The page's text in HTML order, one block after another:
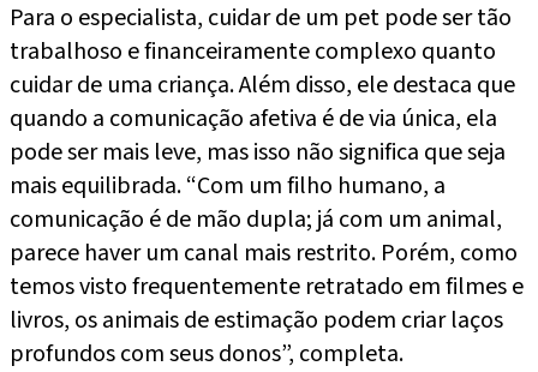
Para o especialista, cuidar de um pet pode ser tão
trabalhoso e financeiramente complexo quanto
cuidar de uma criança. Além disso, ele destaca que
quando a comunicação afetiva é de via única, ela
pode ser mais leve, mas isso não significa que seja
mais equilibrada. “Com um filho humano, a
comunicação é de mão dupla; já com um animal,
parece haver um canal mais restrito. Porém, como
temos visto frequentemente retratado em filmes e
livros, os animais de estimação podem criar laços
profundos com seus donos”, completa.